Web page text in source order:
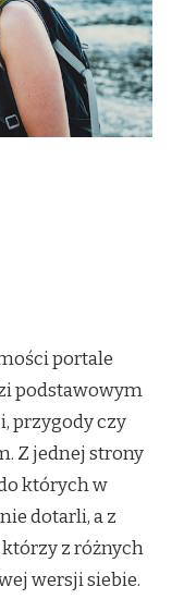
portale
podstawowym
przygody czy
Z jednej strony
których w
dotarli, a z
z różnych
wersji siebie.